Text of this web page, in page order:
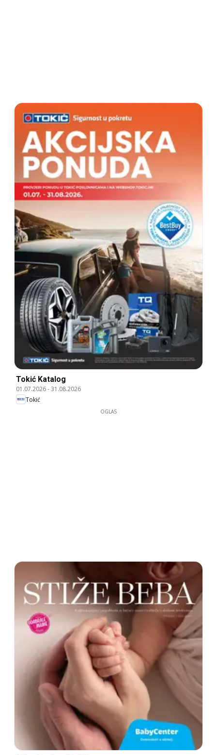
Tokić Katalog
01.07.2026-31.08.2026
Tokić
OGLAS